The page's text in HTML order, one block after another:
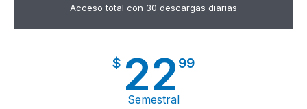
Acceso total con 30 descargas diarias
$ 22 99
Semestral